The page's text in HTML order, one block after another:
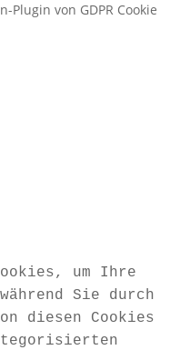
Plugin von GDPR Cookie
um Ihre
Sie durch
diesen Cookies